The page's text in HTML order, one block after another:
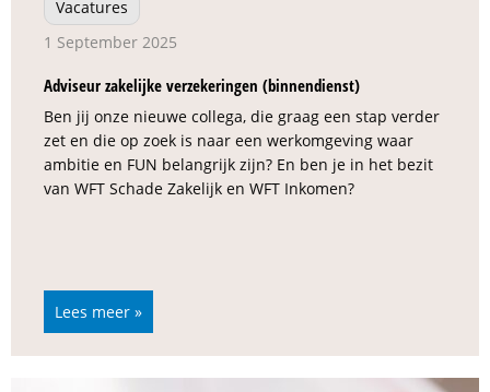
Vacatures
1 September 2025
Adviseur zakelijke verzekeringen (binnendienst)
Ben jij onze nieuwe collega, die graag een stap verder
zet en die op zoek is naar een werkomgeving waar
ambitie en FUN belangrijk zijn? En ben je in het bezit
van WFT Schade Zakelijk en WFT Inkomen?
Lees meer »